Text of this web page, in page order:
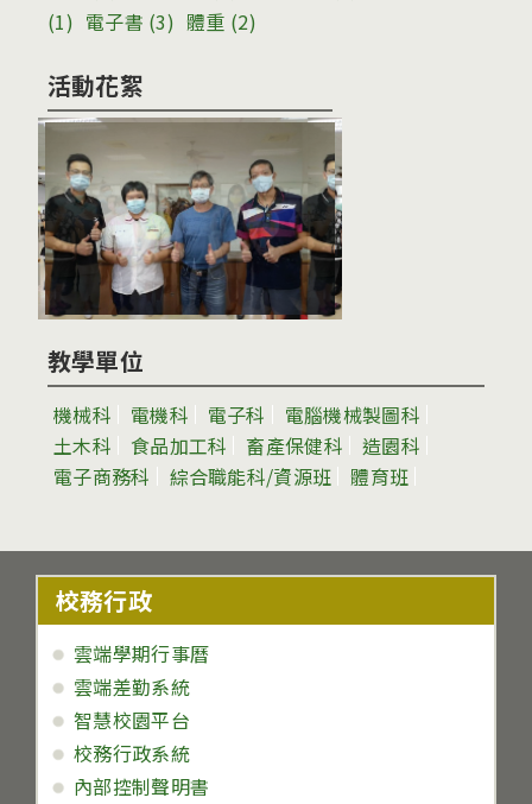
(1) 電子書 (3) 體重 (2)
活動花絮
教學單位
機械科 電機科 電子科
電腦機械製圖科
土木科
食品加工科 畜產保健科
造園科
電子商務科
綜合職能科/資源班 體育班
校務行政
雲端學期行事曆
雲端差勤系統
智慧校園平台
校務行政系統
內部控制聲明書